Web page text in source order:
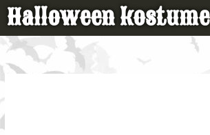
Gå
indholdet
Halloween kostume